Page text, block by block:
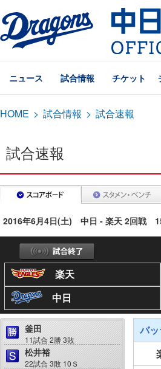
ニュース 試合情報 チケット
HOME > 試合情報 > 試合速報
試合速報
2016年6月4日(土) 中日 - 楽天 2回戦
楽天
中日
釜田
11試合 2勝 3敗
松井裕
22試合 3敗 10Ｓ
バ